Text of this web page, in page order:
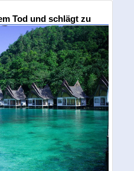
Tod und schlägt zu